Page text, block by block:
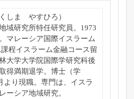
しま やすひろ）
域研究所特任研究員。1973
マレーシア国際イスラーム
程イスラーム金融コース留
大学大学院国際学研究科後
得満期退学。博士（学
より現職。専門は、イスラ
ーシア地域研究。